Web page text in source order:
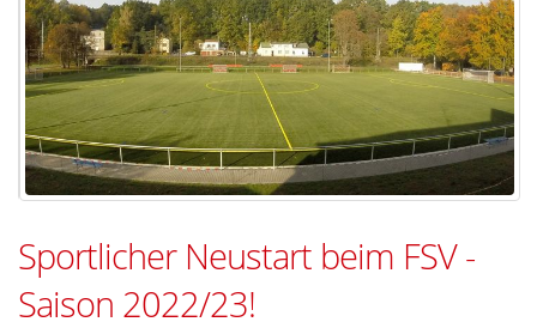
Sportlicher Neustart beim FSV -
Saison 2022/23!